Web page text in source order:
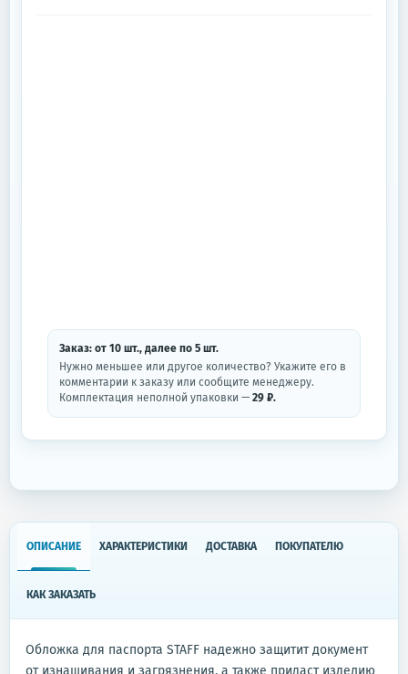
Заказ: от 10 шт., далее по 5 шт.
Нужно меньшее или другое количество? Укажите его в
комментарии к заказу или сообщите менеджеру.
Комплектация неполной упаковки — 29 ₽.
ОПИСАНИЕ ХАРАКТЕРИСТИКИ ДОСТАВКА ПОКУПАТЕЛЮ
КАК ЗАКАЗАТЬ
Обложка для паспорта STAFF надежно защитит документ
от изнашивания и загрязнения, а также придаст изделию